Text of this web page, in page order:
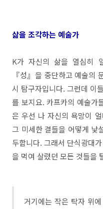
삶을 조각하는 예술가
K가 자신의 삶을 열심히
『성』을 중단하고 예술의
시 탐구자입니다. 그런데 이
를 보지요. 카프카의 예술가
은 우선 나 자신의 욕망이
그 미세한 결들을 어떻게 낯
두합니다. 그래서 단식광대
을 먹여 살렸던 모든 것들을
거기에는 작은 탁자 위